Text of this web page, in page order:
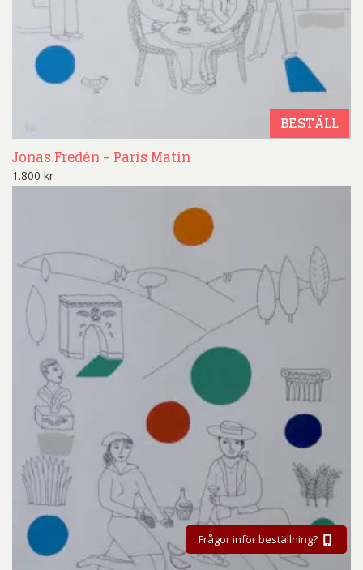
BESTÄLL
Jonas Fredén – Paris Matin
1.800 kr
Frågor inför beställning?